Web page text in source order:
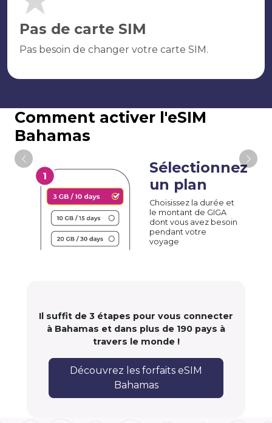
Pas de carte SIM
Pas besoin de changer votre carte SIM.
Comment activer l'eSIM
Bahamas
Sélectionnez
un plan
Choisissez la durée et
le montant de GIGA
dont vous avez besoin
pendant votre
voyage
Il suffit de 3 étapes pour vous connecter
à Bahamas et dans plus de 190 pays à
travers le monde !
Découvrez les forfaits eSIM
Bahamas